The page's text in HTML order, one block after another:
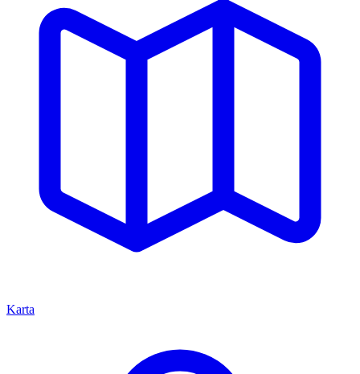
Karta